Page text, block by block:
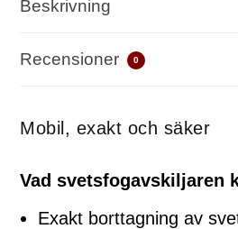
Beskrivning
Recensioner 0
Mobil, exakt och säker
Vad svetsfogavskiljaren
Exakt borttagning av